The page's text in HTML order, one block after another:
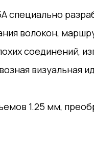
специально
волокон,
соединений,
визуальная
1.25 мм,